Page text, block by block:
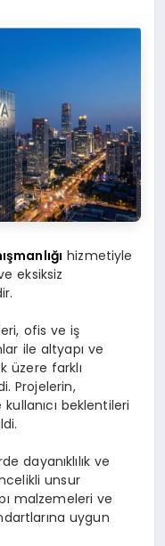
hizmetiyle
eksiksiz
ofis ve iş
ile altyapı ve
üzere farklı
Projelerin,
beklentileri
dayanıklılık ve
unsur
malzemeleri ve
uygun